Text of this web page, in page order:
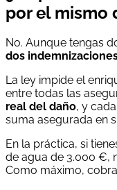
por el mismo
No. Aunque tengas
dos
La ley impide el
entre todas las
real del daño, y
suma asegurada en
En la práctica, si
de agua de 3.000 €,
Como máximo,